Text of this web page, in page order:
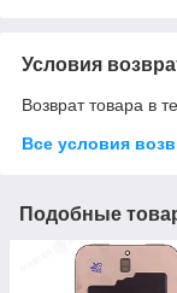
Условия
Возврат товара в
Все условия
Подобные